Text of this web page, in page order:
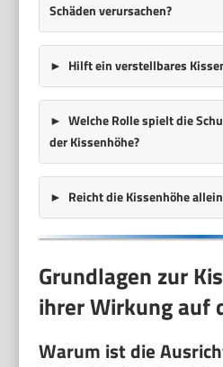
Schäden verursachen?
Hilft ein verstellbares
Welche Rolle spielt die
der Kissenhöhe?
Reicht die Kissenhöhe
Grundlagen zur
ihrer Wirkung auf
Warum ist die